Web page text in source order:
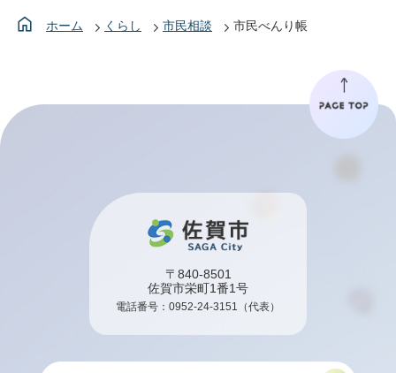
ホーム くらし 市民相談 市民べんり帳
〒840-8501
佐賀市栄町1番1号
電話番号： 0952-24-3151 （代表）